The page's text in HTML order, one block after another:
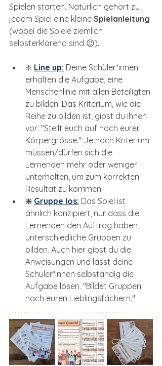
Spielen starten. Natürlich gehört zu
jedem Spiel eine kleine Spielanleitung
(wobei die Spiele ziemlich
selbsterklärend sind 😉).
❇️ Line up: Deine Schüler*innen
erhalten die Aufgabe, eine
Menschenlinie mit allen Beteiligten
zu bilden. Das Kriterium, wie die
Reihe zu bilden ist, gibst du ihnen
vor: "Stellt euch auf nach eurer
Körpergrösse." Je nach Kriterium
müssen/dürfen sich die
Lernenden mehr oder weniger
unterhalten, um zum korrekten
Resultat zu kommen.
❇️ Gruppe los: Das Spiel ist
ähnlich konzipiert, nur dass die
Lernenden den Auftrag haben,
unterschiedliche Gruppen zu
bilden. Auch hier gibst du die
Anweisungen und lässt deine
Schüler*innen selbständig die
Aufgabe lösen. "Bildet Gruppen
nach euren Lieblingsfächern."